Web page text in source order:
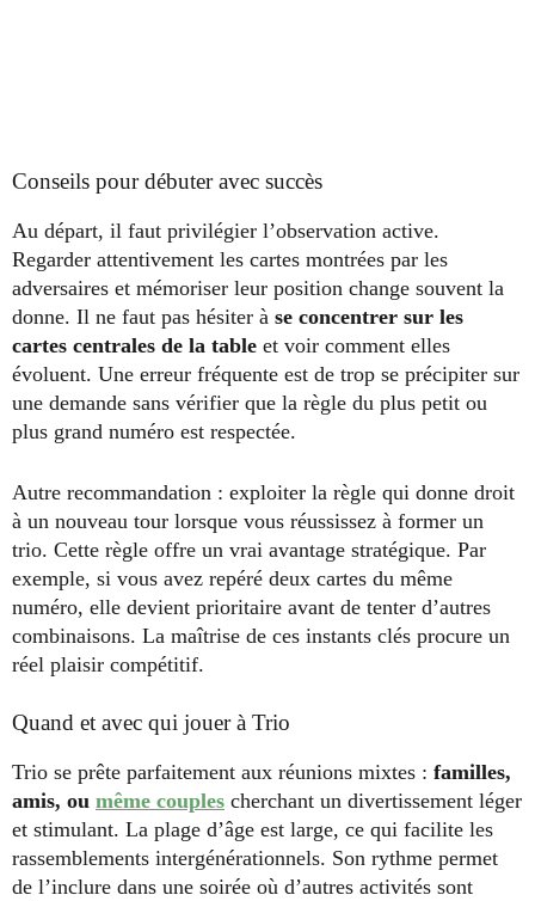
Conseils pour débuter avec succès
Au départ, il faut privilégier l’observation active.
Regarder attentivement les cartes montrées par les
adversaires et mémoriser leur position change souvent la
donne. Il ne faut pas hésiter à se concentrer sur les
cartes centrales de la table et voir comment elles
évoluent. Une erreur fréquente est de trop se précipiter sur
une demande sans vérifier que la règle du plus petit ou
plus grand numéro est respectée.
Autre recommandation : exploiter la règle qui donne droit
à un nouveau tour lorsque vous réussissez à former un
trio. Cette règle offre un vrai avantage stratégique. Par
exemple, si vous avez repéré deux cartes du même
numéro, elle devient prioritaire avant de tenter d’autres
combinaisons. La maîtrise de ces instants clés procure un
réel plaisir compétitif.
Quand et avec qui jouer à Trio
Trio se prête parfaitement aux réunions mixtes : familles,
amis, ou même couples cherchant un divertissement léger
et stimulant. La plage d’âge est large, ce qui facilite les
rassemblements intergénérationnels. Son rythme permet
de l’inclure dans une soirée où d’autres activités sont